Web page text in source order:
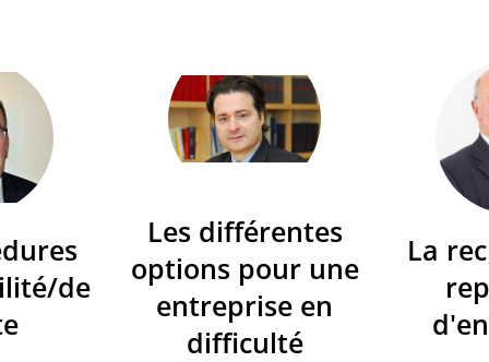
de
Les différentes
options pour une
entreprise en
difficulté
La